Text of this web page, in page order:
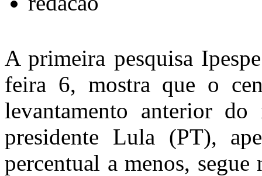
A primeira pesquisa
feira 6, mostra que o
levantamento anterior
presidente Lula (PT),
percentual a menos,